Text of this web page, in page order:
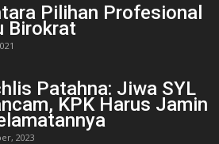
Pilihan Profesional
Birokrat
Patahna: Jiwa SYL
KPK Harus Jamin
2023